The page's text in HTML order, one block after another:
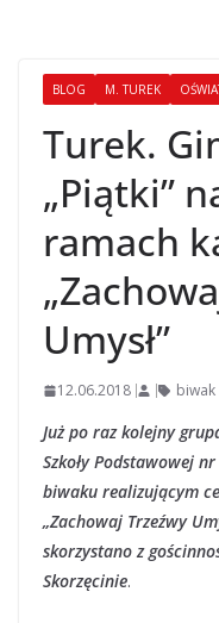
BLOG M. TUREK
Turek.
„Piątki”
ramach
Umysł”
12.06.2018 biwak
Już po raz kolejny
Szkoły Podstawowej
biwaku realizującym
„Zachowaj Trzeźwy
skorzystano z
Skorzęcinie.